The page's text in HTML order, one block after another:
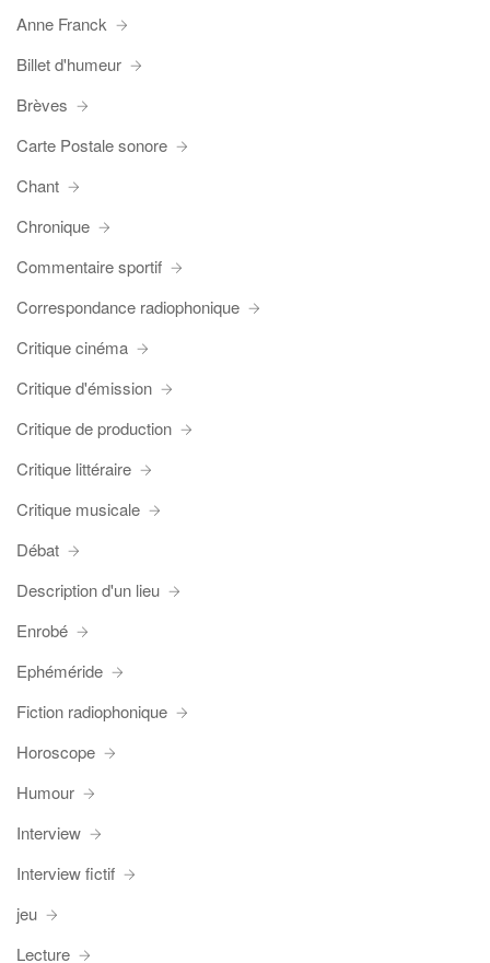
Anne Franck
Billet d'humeur
Brèves
Carte Postale sonore
Chant
Chronique
Commentaire sportif
Correspondance radiophonique
Critique cinéma
Critique d'émission
Critique de production
Critique littéraire
Critique musicale
Débat
Description d'un lieu
Enrobé
Ephéméride
Fiction radiophonique
Horoscope
Humour
Interview
Interview fictif
jeu
Lecture